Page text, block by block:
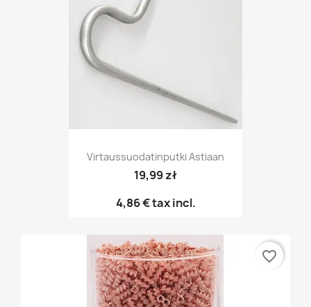
Virtaussuodatinputki Astiaan
19,99 zł
4,86 €tax incl.
favorite_border